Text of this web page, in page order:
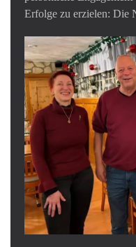
Erfolge zu erzielen: Die